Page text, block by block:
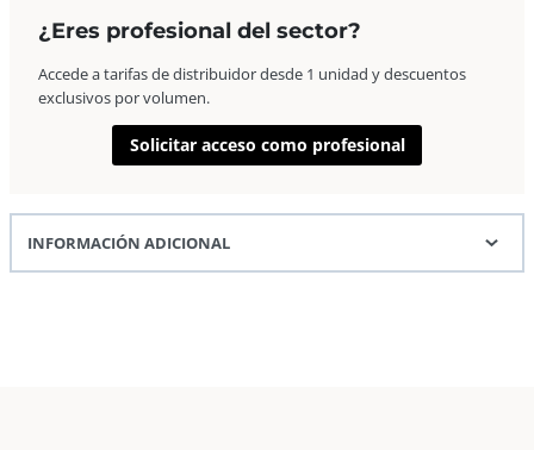
Euro
11,7×17
Wengue
¿Eres profesional del sector?
Accede a tarifas de distribuidor desde 1 unidad y descuentos
exclusivos por volumen.
Solicitar acceso como profesional
INFORMACIÓN ADICIONAL